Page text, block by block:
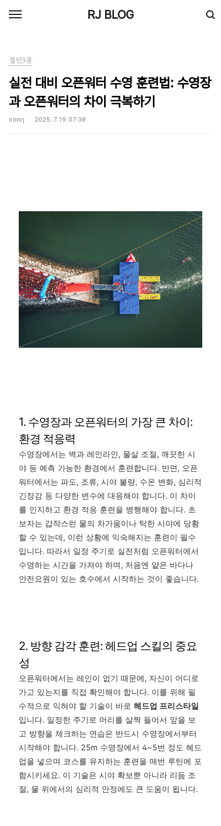
RJ BLOG
철인3종
실전 대비 오픈워터 수영 훈련법: 수영장
과 오픈워터의 차이 극복하기
ironrj 2025. 7. 19. 07:38
1. 수영장과 오픈워터의 가장 큰 차이:
환경 적응력
수영장에서는 벽과 레인라인, 물살 조절, 깨끗한 시
야 등 예측 가능한 환경에서 훈련합니다. 반면, 오픈
워터에서는 파도, 조류, 시야 불량, 수온 변화, 심리적
긴장감 등 다양한 변수에 대응해야 합니다. 이 차이
를 인지하고 환경 적응 훈련을 병행해야 합니다. 초
보자는 갑작스런 물의 차가움이나 탁한 시야에 당황
할 수 있는데, 이런 상황에 익숙해지는 훈련이 필수
입니다. 따라서 일정 주기로 실전처럼 오픈워터에서
수영하는 시간을 가져야 하며, 처음엔 얕은 바다나
안전요원이 있는 호수에서 시작하는 것이 좋습니다.
2. 방향 감각 훈련: 헤드업 스킬의 중요
성
오픈워터에서는 레인이 없기 때문에, 자신이 어디로
가고 있는지를 직접 확인해야 합니다. 이를 위해 필
수적으로 익혀야 할 기술이 바로 헤드업 프리스타일
입니다. 일정한 주기로 머리를 살짝 들어서 앞을 보
고 방향을 체크하는 연습은 반드시 수영장에서부터
시작해야 합니다. 25m 수영장에서 4~5번 정도 헤드
업을 넣으며 코스를 유지하는 훈련을 매번 루틴에 포
함시키세요. 이 기술은 시야 확보뿐 아니라 리듬 조
절, 물 위에서의 심리적 안정에도 큰 도움이 됩니다.